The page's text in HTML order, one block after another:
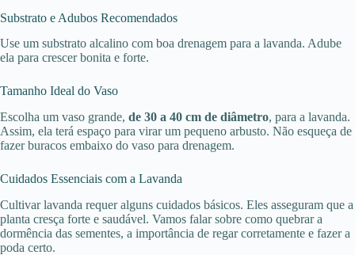
Substrato e Adubos Recomendados
Use um substrato alcalino com boa drenagem para a lavanda. Adube
ela para crescer bonita e forte.
Tamanho Ideal do Vaso
Escolha um vaso grande, de 30 a 40 cm de diâmetro, para a lavanda.
Assim, ela terá espaço para virar um pequeno arbusto. Não esqueça de
fazer buracos embaixo do vaso para drenagem.
Cuidados Essenciais com a Lavanda
Cultivar lavanda requer alguns cuidados básicos. Eles asseguram que a
planta cresça forte e saudável. Vamos falar sobre como quebrar a
dormência das sementes, a importância de regar corretamente e fazer a
poda certo.